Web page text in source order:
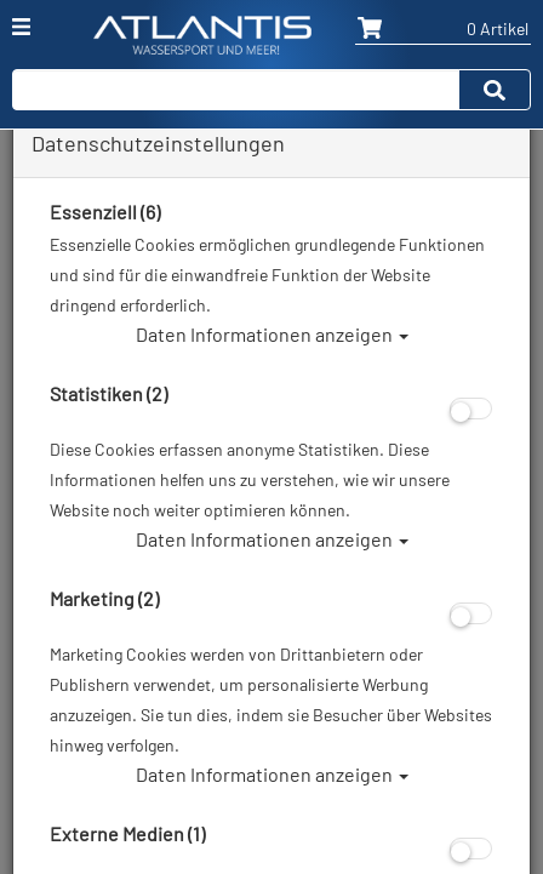
0 Artikel
Zurück
Artikelnr.: mar-417362master
Datenschutzeinstellungen
Essenziell (6)
Essenzielle Cookies ermöglichen grundlegende Funktionen
und sind für die einwandfreie Funktion der Website
dringend erforderlich.
Daten Informationen anzeigen
Statistiken (2)
Diese Cookies erfassen anonyme Statistiken. Diese
Informationen helfen uns zu verstehen, wie wir unsere
Website noch weiter optimieren können.
Daten Informationen anzeigen
Marketing (2)
Marketing Cookies werden von Drittanbietern oder
Publishern verwendet, um personalisierte Werbung
anzuzeigen. Sie tun dies, indem sie Besucher über Websites
hinweg verfolgen.
Daten Informationen anzeigen
Externe Medien (1)